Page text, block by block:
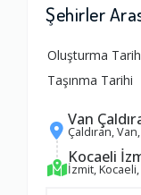
Şehirler
Oluşturma
Taşınma Tarihi
Van
Çaldıran,
Kocaeli
İzmit,